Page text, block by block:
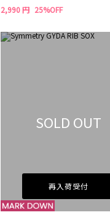
2,990 円 25%OFF
SOLD OUT
再入荷受付